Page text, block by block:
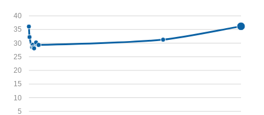
5
10
15
20
25
30
35
40